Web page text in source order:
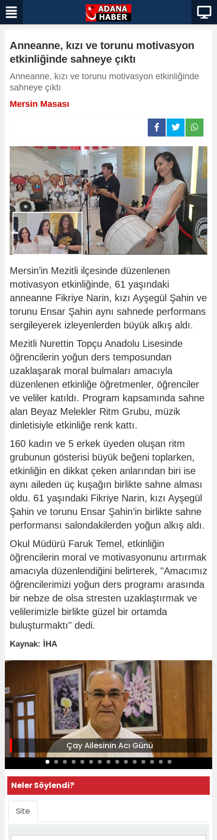
Anneanne, kızı ve torunu motivasyon
etkinliğinde sahneye çıktı
Anneanne, kızı ve torunu motivasyon etkinliğinde
sahneye çıktı
Mersin Masası
Mersin’in Mezitli ilçesinde düzenlenen
motivasyon etkinliğinde, 61 yaşındaki
anneanne Fikriye Narin, kızı Ayşegül Şahin ve
torunu Ensar Şahin aynı sahnede performans
sergileyerek izleyenlerden büyük alkış aldı.
Mezitli Nurettin Topçu Anadolu Lisesinde
öğrencilerin yoğun ders temposundan
uzaklaşarak moral bulmaları amacıyla
düzenlenen etkinliğe öğretmenler, öğrenciler
ve veliler katıldı. Program kapsamında sahne
alan Beyaz Melekler Ritm Grubu, müzik
dinletisiyle etkinliğe renk kattı.
160 kadın ve 5 erkek üyeden oluşan ritm
grubunun gösterisi büyük beğeni toplarken,
etkinliğin en dikkat çeken anlarından biri ise
aynı aileden üç kuşağın birlikte sahne alması
oldu. 61 yaşındaki Fikriye Narin, kızı Ayşegül
Şahin ve torunu Ensar Şahin’in birlikte sahne
performansı salondakilerden yoğun alkış aldı.
Okul Müdürü Faruk Temel, etkinliğin
öğrencilerin moral ve motivasyonunu artırmak
amacıyla düzenlendiğini belirterek, "Amacımız
öğrencilerimizi yoğun ders programı arasında
bir nebze de olsa stresten uzaklaştırmak ve
velilerimizle birlikte güzel bir ortamda
buluşturmaktı" dedi.
Kaynak: İHA
Çay Ailesinin Acı Günü
Neler Söylendi?
Site